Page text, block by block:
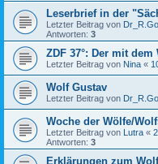
Leserbrief in der
Letzter Beitrag von
Antworten: 3
ZDF 37°: Der mit dem
Letzter Beitrag von Nina «
Wolf Gustav
Letzter Beitrag von
Woche der Wölfe/
Letzter Beitrag von Lutra «
Antworten: 3
Erklärungen zum